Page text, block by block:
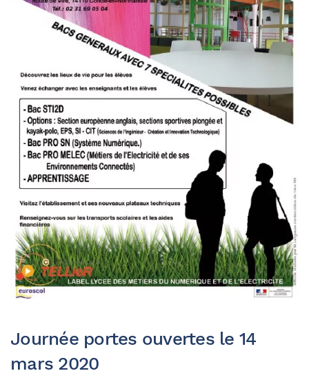
Journée portes ouvertes le 14
mars 2020